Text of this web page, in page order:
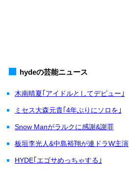
hydeの芸能ニュース
木南晴夏｢アイドルとしてデビュー｣
ミセス大森元貴｢4年ぶりにソロを｣
Snow Manがラルクに感謝&謝罪
板垣李光人&中島裕翔が連ドラW主演
HYDE｢エゴサめっちゃする｣